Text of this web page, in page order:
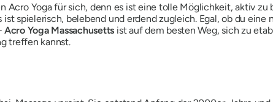
Acro Yoga für sich, denn es ist eine tolle Möglichkeit, aktiv
spielerisch, belebend und erdend zugleich. Egal, ob du eine
Acro Yoga Massachusetts ist auf dem besten Weg, sich zu
treffen kannst.